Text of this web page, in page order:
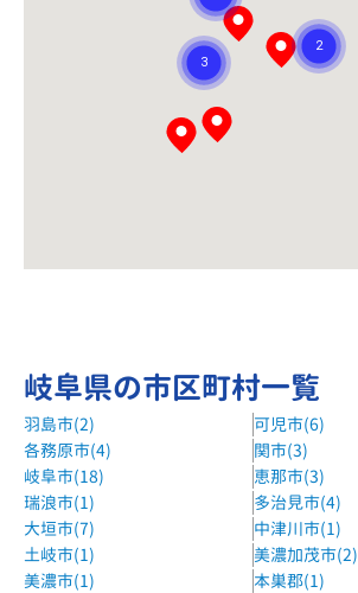
岐阜県の市区町村一覧
羽島市(2)
可児市(6)
各務原市(4)
関市(3)
岐阜市(18)
恵那市(3)
瑞浪市(1)
多治見市(4)
大垣市(7)
中津川市(1)
土岐市(1)
美濃加茂市(2)
美濃市(1)
本巣郡(1)